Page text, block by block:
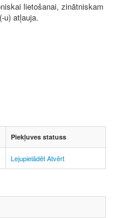
lietošanai, zinātniskam
u) atļauja.
Piekļuves statuss
LejupielādētAtvērt